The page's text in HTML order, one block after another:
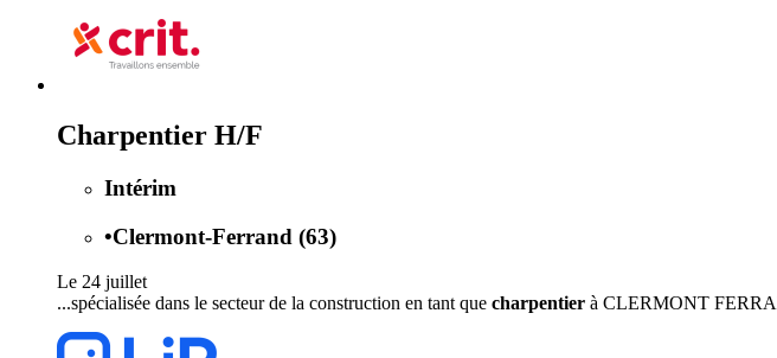
Charpentier H/F
Intérim
•Clermont-Ferrand (63)
Le 24 juillet
...spécialisée dans le secteur de la construction en tant que charpentier à CLERMONT